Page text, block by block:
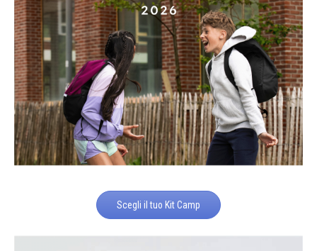
Scegli il tuo Kit Camp